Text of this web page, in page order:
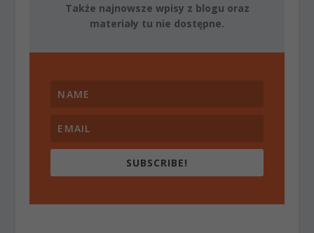
Także najnowsze wpisy z blogu oraz
materiały tu nie dostępne.
SUBSCRIBE!